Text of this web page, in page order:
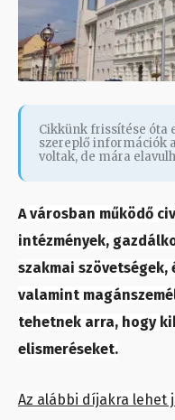
Cikkünk frissítése óta
szereplő információk
voltak, de mára
A városban működő
intézmények,
szakmai
valamint
tehetnek arra, hogy
elismeréseket.
Az alábbi díjakra lehet